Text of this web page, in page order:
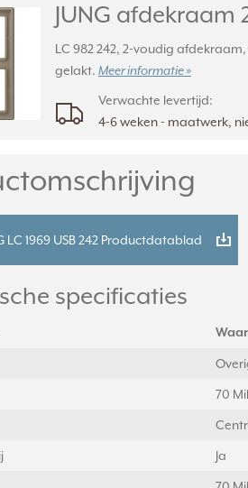
JUNG afdekraam
LC 982 242, 2-voudig
gelakt. Meer informatie »
Verwachte levertijd:
4-6 weken - maatwerk,
LC 1969 USB 242 Productdatablad
specificaties
70
Ja